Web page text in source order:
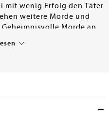
mit wenig Erfolg den Täter
weitere Morde und
Geheimnisvolle Morde an
und mittendrin eine
bei jungen Leserinnen